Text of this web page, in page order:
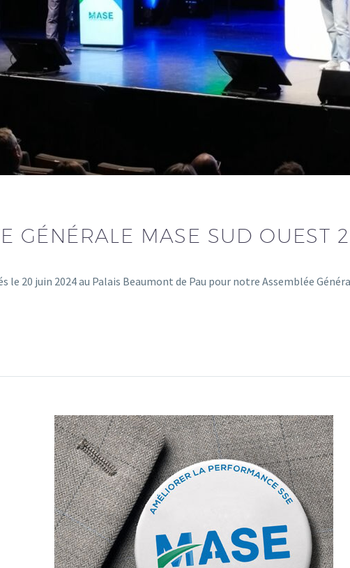
GÉNÉRALE MASE SUD OUEST
le 20 juin 2024 au Palais Beaumont de Pau pour notre Assemblée